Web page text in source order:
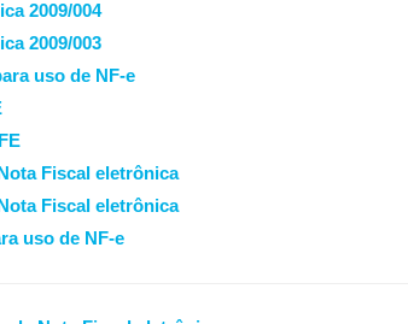
2009/004
2009/003
uso de NF-e
Fiscal eletrônica
Fiscal eletrônica
uso de NF-e